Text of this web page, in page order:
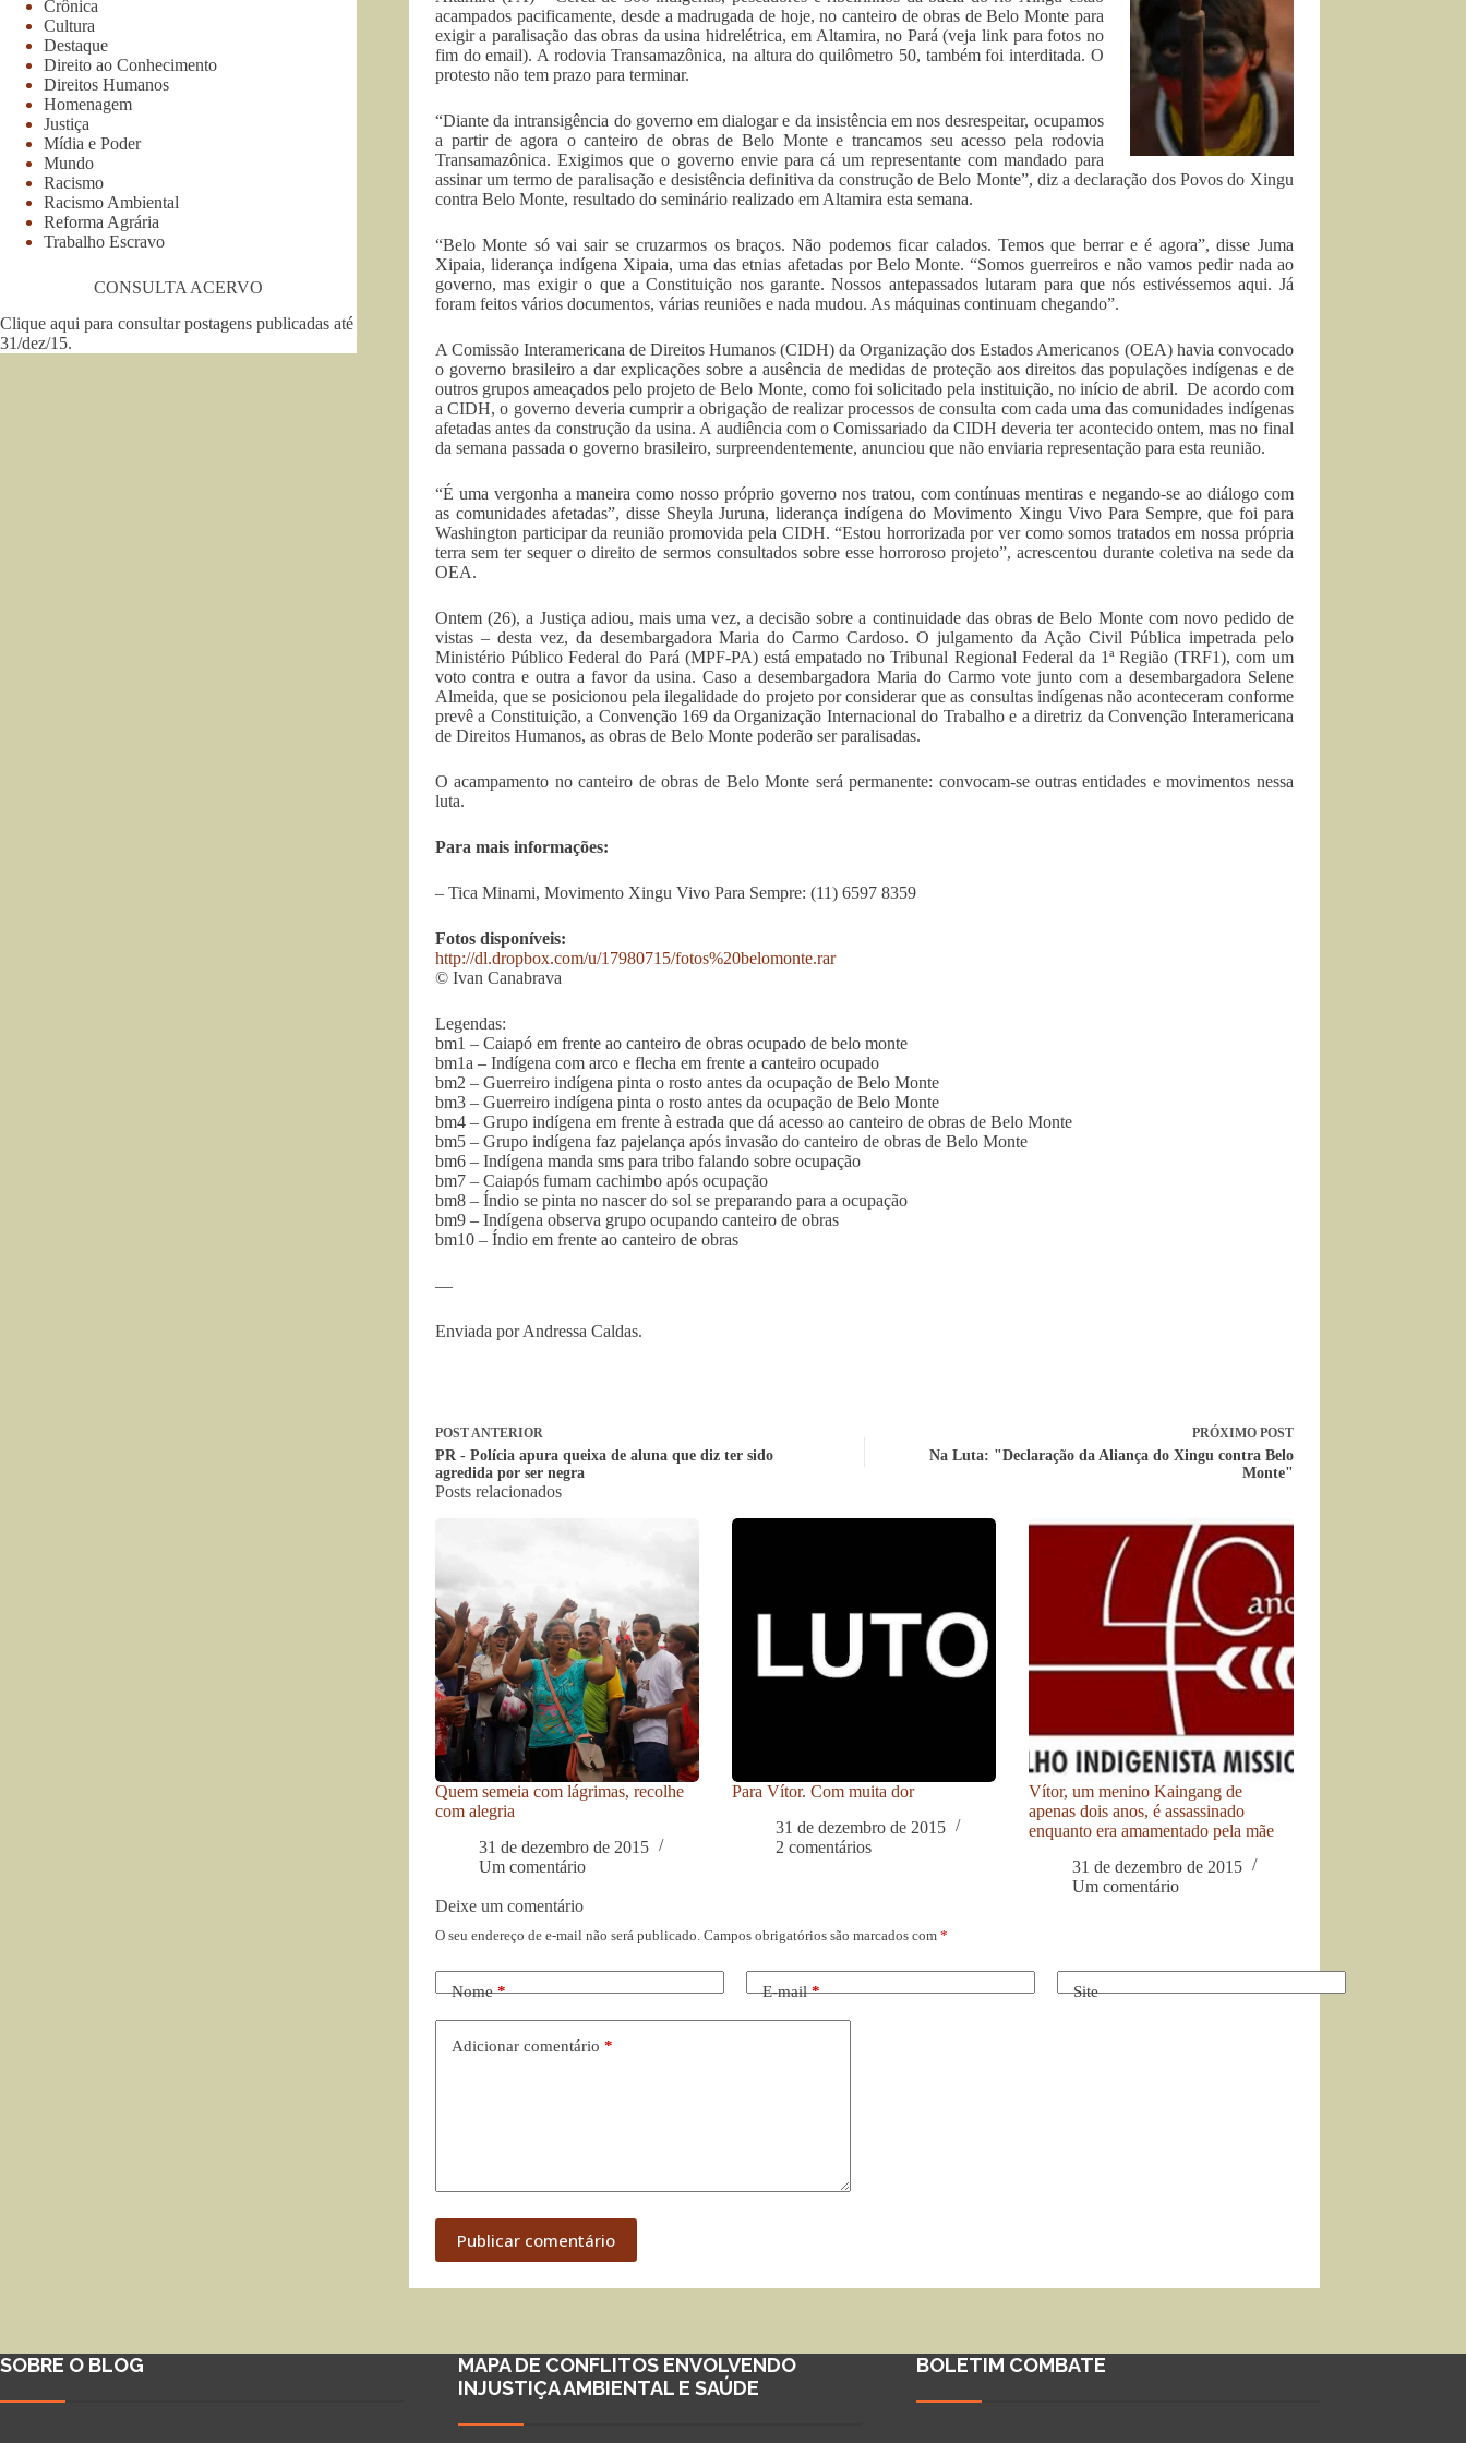
acampados pacificamente, desde a madrugada de hoje, no canteiro de obras de Belo Monte para
exigir a paralisação das obras da usina hidrelétrica, em Altamira, no Pará (veja link para fotos no
fim do email). A rodovia Transamazônica, na altura do quilômetro 50, também foi interditada. O
protesto não tem prazo para terminar.
“Diante da intransigência do governo em dialogar e da insistência em nos desrespeitar, ocupamos
a partir de agora o canteiro de obras de Belo Monte e trancamos seu acesso pela rodovia
Transamazônica. Exigimos que o governo envie para cá um representante com mandado para
assinar um termo de paralisação e desistência definitiva da construção de Belo Monte”, diz a declaração dos Povos do Xingu
contra Belo Monte, resultado do seminário realizado em Altamira esta semana.
“Belo Monte só vai sair se cruzarmos os braços. Não podemos ficar calados. Temos que berrar e é agora”, disse Juma
Xipaia, liderança indígena Xipaia, uma das etnias afetadas por Belo Monte. “Somos guerreiros e não vamos pedir nada ao
governo, mas exigir o que a Constituição nos garante. Nossos antepassados lutaram para que nós estivéssemos aqui. Já
foram feitos vários documentos, várias reuniões e nada mudou. As máquinas continuam chegando”.
A Comissão Interamericana de Direitos Humanos (CIDH) da Organização dos Estados Americanos (OEA) havia convocado
o governo brasileiro a dar explicações sobre a ausência de medidas de proteção aos direitos das populações indígenas e de
outros grupos ameaçados pelo projeto de Belo Monte, como foi solicitado pela instituição, no início de abril. De acordo com
a CIDH, o governo deveria cumprir a obrigação de realizar processos de consulta com cada uma das comunidades indígenas
afetadas antes da construção da usina. A audiência com o Comissariado da CIDH deveria ter acontecido ontem, mas no final
da semana passada o governo brasileiro, surpreendentemente, anunciou que não enviaria representação para esta reunião.
“É uma vergonha a maneira como nosso próprio governo nos tratou, com contínuas mentiras e negando-se ao diálogo com
as comunidades afetadas”, disse Sheyla Juruna, liderança indígena do Movimento Xingu Vivo Para Sempre, que foi para
Washington participar da reunião promovida pela CIDH. “Estou horrorizada por ver como somos tratados em nossa própria
terra sem ter sequer o direito de sermos consultados sobre esse horroroso projeto”, acrescentou durante coletiva na sede da
OEA.
Ontem (26), a Justiça adiou, mais uma vez, a decisão sobre a continuidade das obras de Belo Monte com novo pedido de
vistas – desta vez, da desembargadora Maria do Carmo Cardoso. O julgamento da Ação Civil Pública impetrada pelo
Ministério Público Federal do Pará (MPF-PA) está empatado no Tribunal Regional Federal da 1ª Região (TRF1), com um
voto contra e outra a favor da usina. Caso a desembargadora Maria do Carmo vote junto com a desembargadora Selene
Almeida, que se posicionou pela ilegalidade do projeto por considerar que as consultas indígenas não aconteceram conforme
prevê a Constituição, a Convenção 169 da Organização Internacional do Trabalho e a diretriz da Convenção Interamericana
de Direitos Humanos, as obras de Belo Monte poderão ser paralisadas.
O acampamento no canteiro de obras de Belo Monte será permanente: convocam-se outras entidades e movimentos nessa
luta.
Para mais informações:
– Tica Minami, Movimento Xingu Vivo Para Sempre: (11) 6597 8359
Fotos disponíveis:
http://dl.dropbox.com/u/17980715/fotos%20belomonte.rar
© Ivan Canabrava
Legendas:
bm1 – Caiapó em frente ao canteiro de obras ocupado de belo monte
bm1a – Indígena com arco e flecha em frente a canteiro ocupado
bm2 – Guerreiro indígena pinta o rosto antes da ocupação de Belo Monte
bm3 – Guerreiro indígena pinta o rosto antes da ocupação de Belo Monte
bm4 – Grupo indígena em frente à estrada que dá acesso ao canteiro de obras de Belo Monte
bm5 – Grupo indígena faz pajelança após invasão do canteiro de obras de Belo Monte
bm6 – Indígena manda sms para tribo falando sobre ocupação
bm7 – Caiapós fumam cachimbo após ocupação
bm8 – Índio se pinta no nascer do sol se preparando para a ocupação
bm9 – Indígena observa grupo ocupando canteiro de obras
bm10 – Índio em frente ao canteiro de obras
—
Enviada por Andressa Caldas.
POSTANTERIOR
PR - Polícia apura queixa de aluna que diz ter sido
agredida por ser negra
PRÓXIMO POST
Na Luta: "Declaração da Aliança do Xingu contra Belo
Monte"
Posts relacionados
Quem semeia com lágrimas, recolhe
com alegria
31 de dezembro de 2015
Um comentário
Para Vítor. Com muita dor
31 de dezembro de 2015
2 comentários
Vítor, um menino Kaingang de
apenas dois anos, é assassinado
enquanto era amamentado pela mãe
31 de dezembro de 2015
Um comentário
Deixe um comentário
O seu endereço de e-mail não será publicado. Campos obrigatórios são marcados com *
Nome* E-mail* Site
Adicionar comentário *
Publicar comentário
Crônica
Cultura
Destaque
Direito ao Conhecimento
Direitos Humanos
Homenagem
Justiça
Mídia e Poder
Mundo
Racismo
Racismo Ambiental
Reforma Agrária
Trabalho Escravo
CONSULTA ACERVO
Clique aqui para consultar postagens publicadas até
31/dez/15.
SOBRE O BLOG
MAPA DE CONFLITOS ENVOLVENDO
INJUSTIÇA AMBIENTAL E SAÚDE
BOLETIM COMBATE